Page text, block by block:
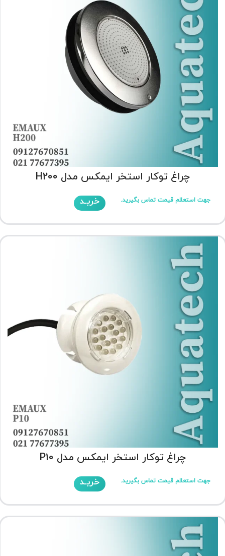
چراغ توکار استخر ایمکس مدل H200
جهت استعلام قیمت تماس بگیرید. خریـد
چراغ توکار استخر ایمکس مدل P10
جهت استعلام قیمت تماس بگیرید. خریـد